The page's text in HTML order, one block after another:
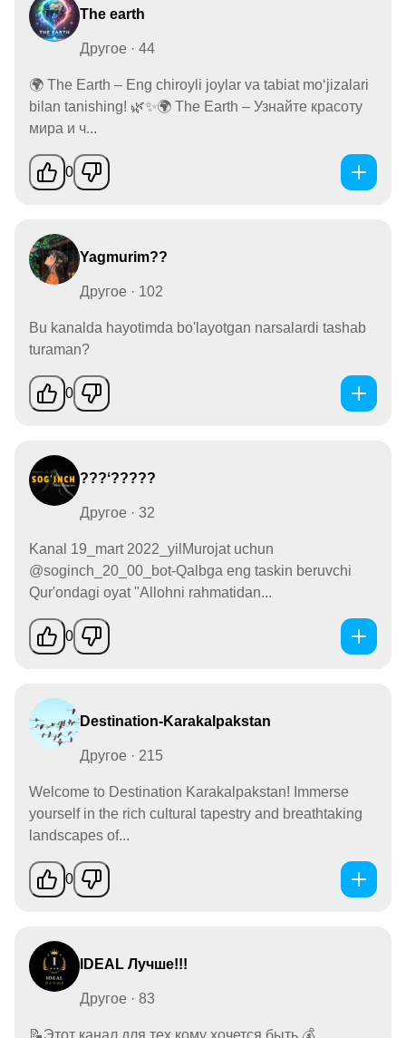
The earth
Другое · 44
🌍 The Earth – Eng chiroyli joylar va tabiat mo‘jizalari
bilan tanishing! 🌿✨🌍 The Earth – Узнайте красоту
мира и ч...
0
Yagmurim??
Другое · 102
Bu kanalda hayotimda bo'layotgan narsalardi tashab
turaman?
0
???ʻ?????
Другое · 32
Kanal 19_mart 2022_yilMurojat uchun
@soginch_20_00_bot-Qalbga eng taskin beruvchi
Qur'ondagi oyat "Allohni rahmatidan...
0
Destination-Karakalpakstan
Другое · 215
Welcome to Destination Karakalpakstan! Immerse
yourself in the rich cultural tapestry and breathtaking
landscapes of...
0
IDEAL Лучше!!!
Другое · 83
📝Этот канал для тех кому хочется быть 💰